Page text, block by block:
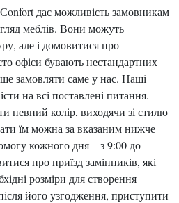
дає можливість замовникам
меблів. Вони можуть
але і домовитися про
офіси бувають нестандартних
замовляти саме у нас. Наші
на всі поставлені питання.
певний колір, виходячи зі стилю
їм можна за вказаним нижче
кожного дня – з 9:00 до
про приїзд замінників, які
розміри для створення
його узгодження, приступити